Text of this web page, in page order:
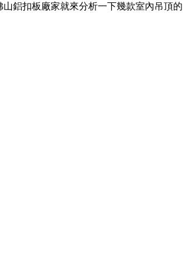
鋁扣板廠家就來分析一下幾款室內吊頂的